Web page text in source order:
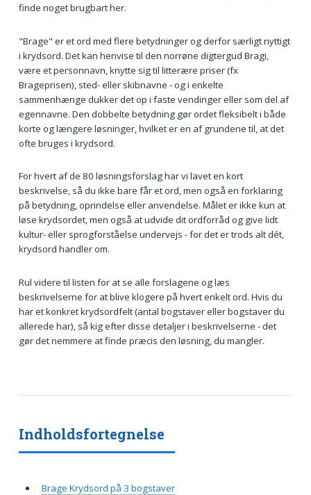
finde noget brugbart her.
"Brage" er et ord med flere betydninger og derfor særligt nyttigt
i krydsord. Det kan henvise til den norrøne digtergud Bragi,
være et personnavn, knytte sig til litterære priser (fx
Brageprisen), sted- eller skibnavne - og i enkelte
sammenhænge dukker det op i faste vendinger eller som del af
egennavne. Den dobbelte betydning gør ordet fleksibelt i både
korte og længere løsninger, hvilket er en af grundene til, at det
ofte bruges i krydsord.
For hvert af de 80 løsningsforslag har vi lavet en kort
beskrivelse, så du ikke bare får et ord, men også en forklaring
på betydning, oprindelse eller anvendelse. Målet er ikke kun at
løse krydsordet, men også at udvide dit ordforråd og give lidt
kultur- eller sprogforståelse undervejs - for det er trods alt dét,
krydsord handler om.
Rul videre til listen for at se alle forslagene og læs
beskrivelserne for at blive klogere på hvert enkelt ord. Hvis du
har et konkret krydsordfelt (antal bogstaver eller bogstaver du
allerede har), så kig efter disse detaljer i beskrivelserne - det
gør det nemmere at finde præcis den løsning, du mangler.
Indholdsfortegnelse
Brage Krydsord på 3 bogstaver